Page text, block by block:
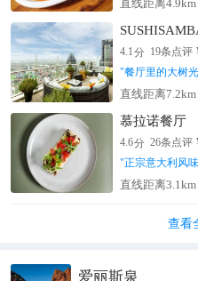
直线距离4.9km
4.1分 19条点评
"餐厅里的大树
直线距离7.2km
慕拉诺餐厅
4.6分 26条点评
"正宗意大利风
直线距离3.1km
查看
爱丽斯泉